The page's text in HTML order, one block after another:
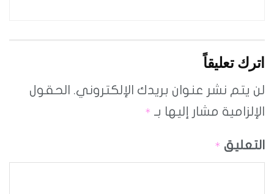
اترك تعليقاً
لن يتم نشر عنوان بريدك الإلكتروني. الحقول
الإلزامية مشار إليها بـ *
التعليق *